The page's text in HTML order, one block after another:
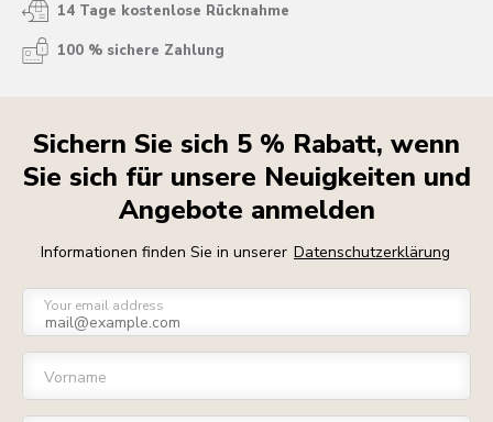
14 Tage kostenlose Rücknahme
100 % sichere Zahlung
Sichern Sie sich 5 % Rabatt, wenn
Sie sich für unsere Neuigkeiten und
Angebote anmelden
Informationen finden Sie in unserer Datenschutzerklärung
Your email address
Vorname